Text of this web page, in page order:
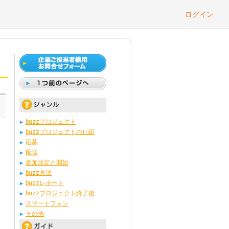
ログイン
buzzプロジェクト
buzzプロジェクトの仕組
応募
配送
参加決定と開始
buzz方法
buzzレポート
buzzプロジェクト終了後
スマートフォン
その他